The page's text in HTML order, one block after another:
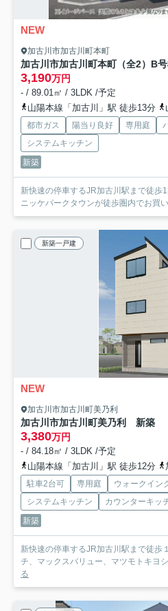
NEW
加古川市加古川町本町
加古川市加古川町本町（全2）B
3,190万円
- / 89.01㎡ / 3LDK /予定
山陽本線「加古川」駅 徒歩13分
都市ガス 陽当り良好 専用庭
システムキッチン
新築
新快速の停車するJR加古川駅まで徒歩
ニッケパークタウンが徒歩圏内でお買
新築一戸建
NEW
加古川市加古川町美乃利
加古川市加古川町美乃利 新築
3,380万円
- / 84.18㎡ / 3LDK /予定
山陽本線「加古川」駅 徒歩12分
駐車2台可 専用庭
ウォークイン
システムキッチン
カウンターキッ
新築
新快速の停車するJR加古川駅まで徒歩
チ、マックスバリュー、マツモトキヨ
る